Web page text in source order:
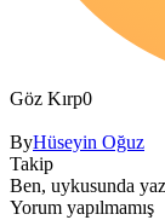
Göz Kırp0
ByHüseyin Oğuz
Takip
Ben, uykusunda
Yorum yapılmamış